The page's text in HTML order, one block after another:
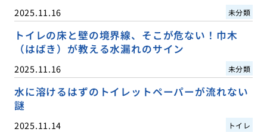
2025.11.16 未分類
トイレの床と壁の境界線、そこが危ない！巾木
（はばき）が教える水漏れのサイン
2025.11.16 未分類
水に溶けるはずのトイレットペーパーが流れない
謎
2025.11.14 トイレ